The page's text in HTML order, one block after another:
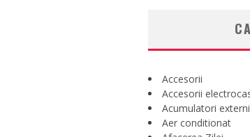
Accesorii
Accesorii
Acumulatori externi
Aer conditionat